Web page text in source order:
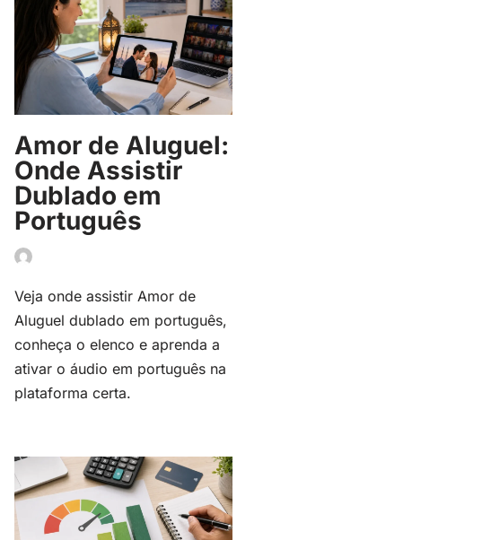
Amor de Aluguel:
Onde Assistir
Dublado em
Português
Veja onde assistir Amor de
Aluguel dublado em português,
conheça o elenco e aprenda a
ativar o áudio em português na
plataforma certa.